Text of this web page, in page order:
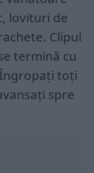
lovituri de
Clipul
termină cu
toți
spre